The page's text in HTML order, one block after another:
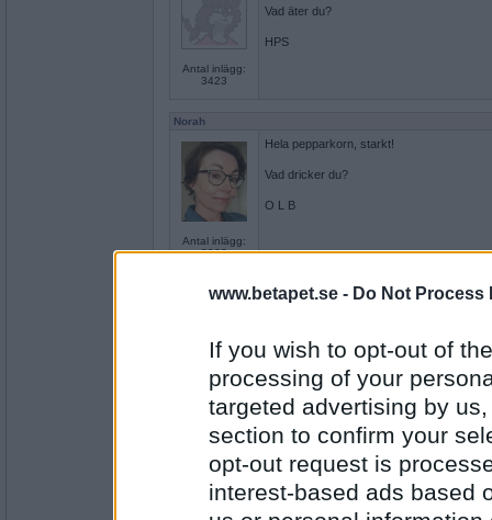
www.betapet.se - Do Not Process
If you wish to opt-out of
processing of your
targeted advertising by
section to confirm your
opt-out request is
interest-based ads based
Antal inlägg:
3423
Vad äter du?
HPS
Norah
Antal inlägg:
8262
Hela pepparkorn, starkt!
Vad dricker du?
O L B
PipTheFennec
Antal inlägg:
Vart trivs du?
IHS
Mormodern49
I hemmet såklart